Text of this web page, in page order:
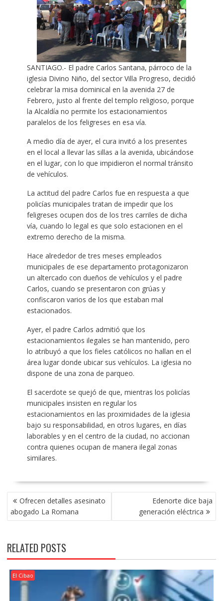
SANTIAGO.- El padre Carlos Santana, párroco de la
iglesia Divino Niño, del sector Villa Progreso, decidió
celebrar la misa dominical en la avenida 27 de
Febrero, justo al frente del templo religioso, porque
la Alcaldía no permite los estacionamientos
paralelos de los feligreses en esa vía.
A medio día de ayer, el cura invitó a los presentes
en el local a llevar las sillas a la avenida, ubicándose
en el lugar, con lo que impidieron el normal tránsito
de vehículos.
La actitud del padre Carlos fue en respuesta a que
policías municipales tratan de impedir que los
feligreses ocupen dos de los tres carriles de dicha
vía, cuando lo legal es que solo estacionen en el
extremo derecho de la misma.
Hace alrededor de tres meses empleados
municipales de ese departamento protagonizaron
un altercado con dueños de vehículos y el padre
Carlos, cuando se presentaron con grúas y
confiscaron varios de los que estaban mal
estacionados.
Ayer, el padre Carlos admitió que los
estacionamientos ilegales se han mantenido, pero
lo atribuyó a que los fieles católicos no hallan en el
área lugar donde ubicar sus vehículos. La iglesia no
dispone de una zona de parqueo.
El sacerdote se quejó de que, mientras los policías
municipales insisten en regular los
estacionamientos en las proximidades de la iglesia
bajo su responsabilidad, en otros lugares, en días
laborables y en el centro de la ciudad, no accionan
contra quienes ocupan de manera ilegal zonas
similares.
POST
NAVIGATION
Ofrecen detalles asesinato
abogado La Romana
Edenorte dice baja
generación eléctrica
RELATED POSTS
El Cibao